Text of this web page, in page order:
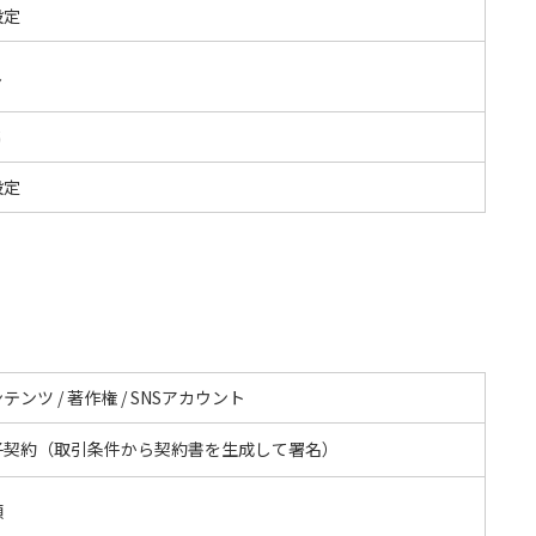
ンツ / 著作権 / SNSアカウント
約（取引条件から契約書を生成して署名）